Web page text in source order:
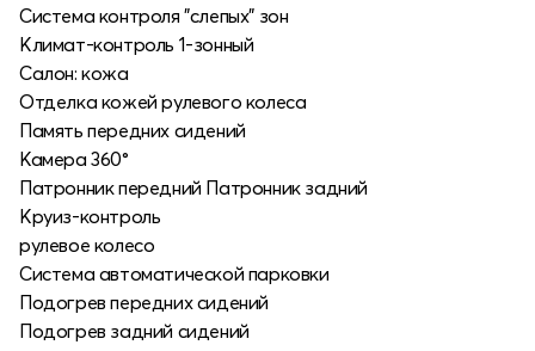
Система контроля "слепых" зон
Климат-контроль 1-зонный
Салон: кожа
Отделка кожей рулевого колеса
Память передних сидений
Камера 360°
Патронник передний Патронник задний
Круиз-контроль
рулевое колесо
Система автоматической парковки
Подогрев передних сидений
Подогрев задний сидений